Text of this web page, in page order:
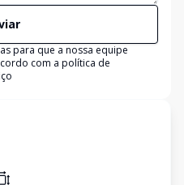
para que a nossa equipe
com a política de